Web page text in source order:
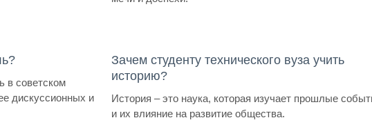
в советском
дискуссионных и
Зачем студенту технического вуза учить
историю?
История – это наука, которая изучает прошлые
и их влияние на развитие общества.